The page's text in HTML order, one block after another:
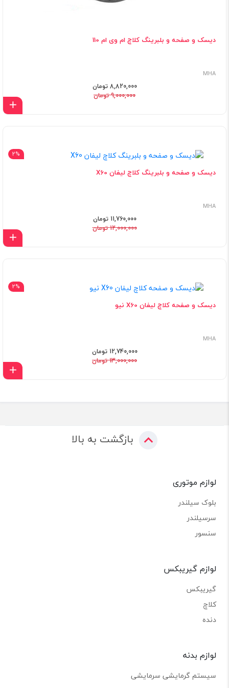
دیسک و صفحه و بلبرینگ کلاچ ام وی ام 110
MHA
8,820,000 تومان
9,000,000 تومان
2%
دیسک و صفحه و بلبرینگ کلاچ لیفان X60
MHA
11,760,000 تومان
12,000,000 تومان
2%
دیسک و صفحه کلاچ لیفان X60 نیو
MHA
12,740,000 تومان
13,000,000 تومان
بازگشت به بالا
لوازم موتوری
بلوک سیلندر
سرسیلندر
سنسور
لوازم گیریبکس
گیریبکس
کلاچ
دنده
لوازم بدنه
سیستم گرمایشی سرمایشی